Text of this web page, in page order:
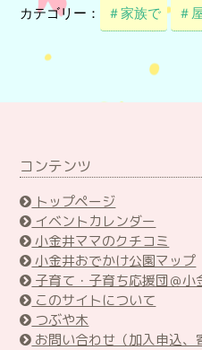
カテゴリー： ＃家族で ＃
コンテンツ
トップページ
イベントカレンダー
小金井ママのクチコミ
小金井おでかけ公園マップ
子育て・子育ち応援団＠小
このサイトについて
つぶや木
お問い合わせ（加入申込、